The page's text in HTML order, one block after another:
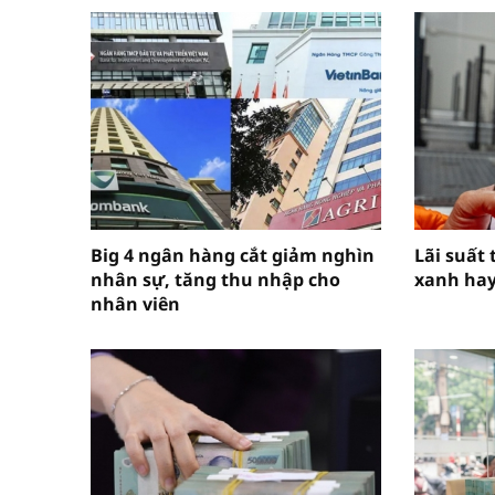
Big 4 ngân hàng cắt giảm nghìn
nhân sự, tăng thu nhập cho
nhân viên
Lãi suất
xanh